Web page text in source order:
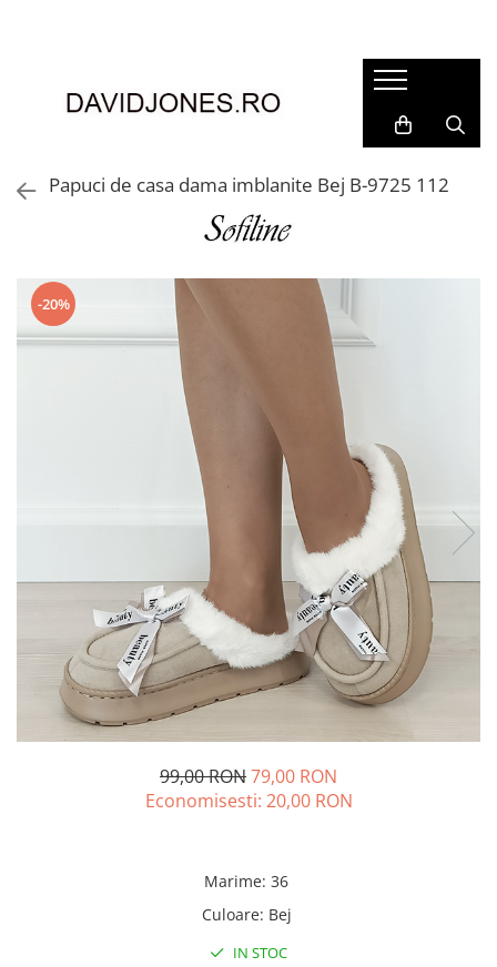
Accesorii
Genti din piele
Camasi si topuri
Incaltaminte
Cizme si botine
Papuci de casa dama imblanite Bej B-9725 112
-20%
99,00 RON79,00 RON
Economisesti: 20,00 RON
Marime: 36
Culoare: Bej
IN STOC